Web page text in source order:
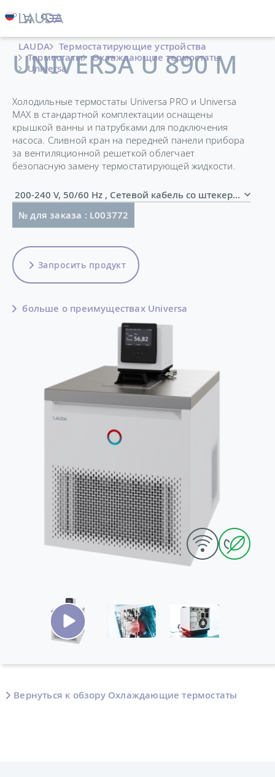
LAUDA
Термостатирующие устройства
Термостаты
Охлаждающие термостаты
Universa
UNIVERSA U 890 M
Холодильные термостаты Universa PRO и Universa
MAX в стандартной комплектации оснащены
крышкой ванны и патрубками для подключения
насоса. Сливной кран на передней панели прибора
за вентиляционной решеткой облегчает
безопасную замену термостатирующей жидкости.
200-240 V, 50/60 Hz , Сетевой кабель со штекером
№ для заказа : L003772
Запросить продукт
больше о преимуществах Universa
Вернуться к обзору Охлаждающие термостаты